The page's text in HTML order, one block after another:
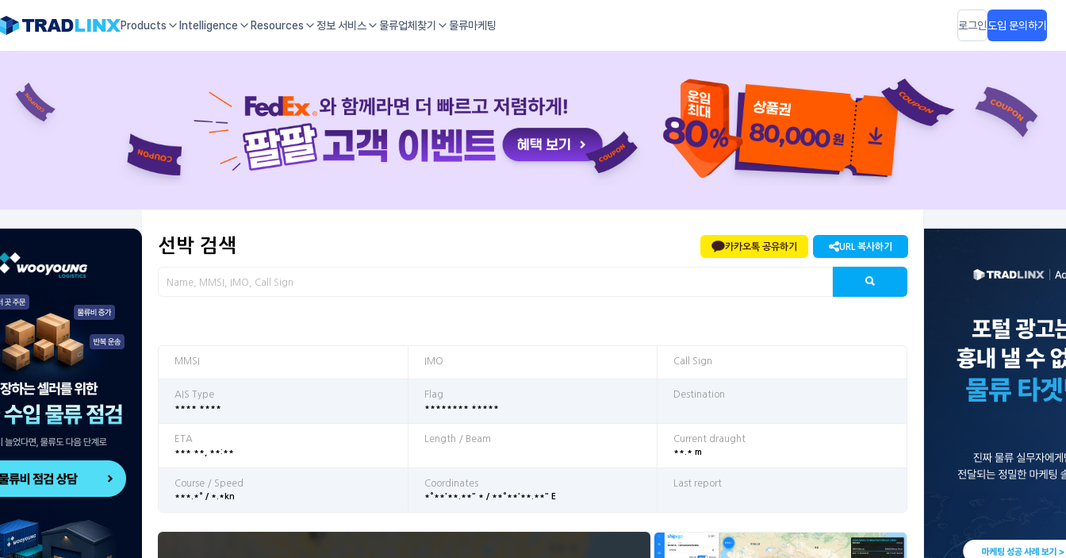
Products Intelligence Resources 정보 서비스 물류업체찾기 물류마케팅 로그인 도입 문의하기
카카오톡 공유하기 URL 복사하기
선박 검색
MMSI IMO Call Sign
AIS Type
**** ****
Flag
******** *****
Destination
ETA
*** **, **:**
Length / Beam Current draught
**.* m
Course / Speed
***.*° / *.*kn
Coordinates
*°**'**.**" * / **°**'**.**" E
Last report